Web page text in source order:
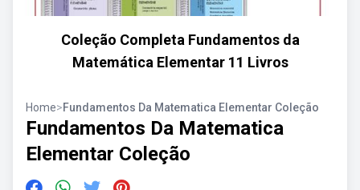
Coleção Completa Fundamentos da
Matemática Elementar 11 Livros
Home>Fundamentos Da Matematica Elementar Coleção
Fundamentos Da Matematica
Elementar Coleção